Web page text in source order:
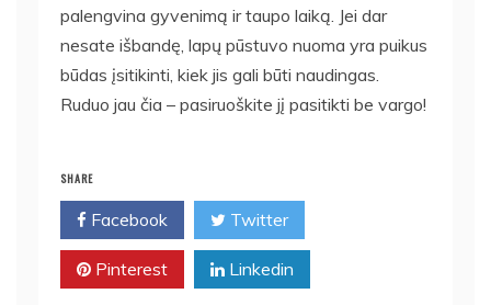
palengvina gyvenimą ir taupo laiką. Jei dar
nesate išbandę, lapų pūstuvo nuoma yra puikus
būdas įsitikinti, kiek jis gali būti naudingas.
Ruduo jau čia – pasiruoškite jį pasitikti be vargo!
SHARE
Facebook Twitter
Pinterest Linkedin